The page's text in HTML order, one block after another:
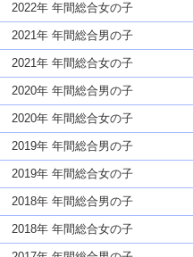
2022年 年間総合女の子
2021年 年間総合男の子
2021年 年間総合女の子
2020年 年間総合男の子
2020年 年間総合女の子
2019年 年間総合男の子
2019年 年間総合女の子
2018年 年間総合男の子
2018年 年間総合女の子